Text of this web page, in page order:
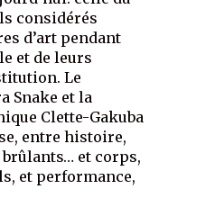
considérés
d’art pendant
et de leurs
Le
Snake et la
Clette-Gakuba
entre histoire,
et corps,
et performance,